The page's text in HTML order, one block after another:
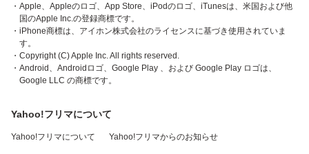
・Apple、Appleのロゴ、App Store、iPodのロゴ、iTunesは、米国および他
国のApple Inc.の登録商標です。
・iPhone商標は、アイホン株式会社のライセンスに基づき使用されていま
す。
・Copyright (C) Apple Inc. All rights reserved.
・Android、Androidロゴ、Google Play 、および Google Play ロゴは、
Google LLC の商標です。
Yahoo!フリマについて
Yahoo!フリマについて Yahoo!フリマからのお知らせ